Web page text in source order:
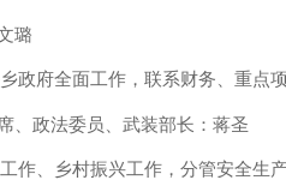
文璐
政府全面工作，联系财务、重点
、政法委员、武装部长：蒋圣
作、乡村振兴工作，分管安全生